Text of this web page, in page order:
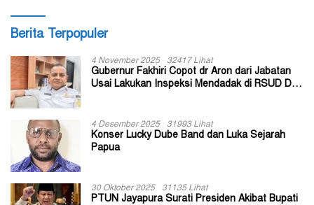
Berita Terpopuler
4 November 2025 32417 Lihat
Gubernur Fakhiri Copot dr Aron dari Jabatan
Usai Lakukan Inspeksi Mendadak di RSUD Dok
4 Desember 2025 31993 Lihat
Konser Lucky Dube Band dan Luka Sejarah
Papua
30 Oktober 2025 31135 Lihat
PTUN Jayapura Surati Presiden Akibat Bupati